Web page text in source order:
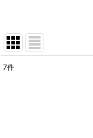
7件